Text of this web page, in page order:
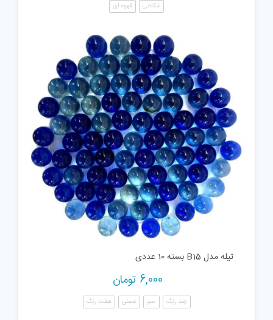
شکلاتی قهوه ای
تیله مدل B15 بسته 10 عددی
6,000 تومان
چند رنگ سبز عسلی هفت رنگ